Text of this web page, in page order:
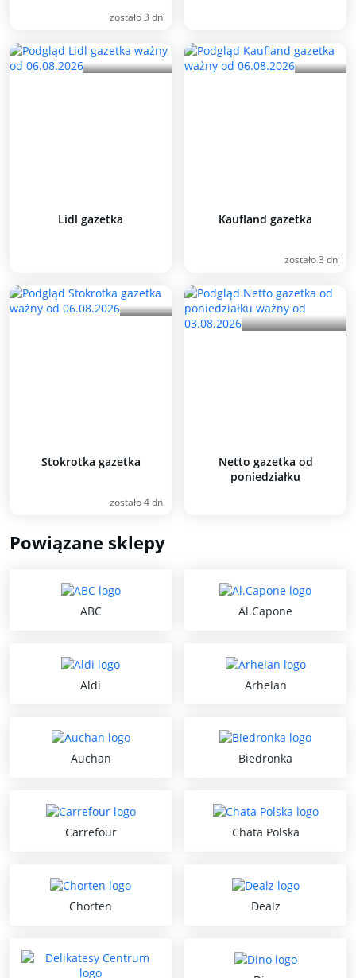
zostało 3 dni
Lidl gazetka Kaufland gazetka
zostało 3 dni
Stokrotka gazetka
zostało 4 dni
Netto gazetka od
poniedziałku
Powiązane sklepy
ABC Al.Capone
Aldi Arhelan
Auchan Biedronka
Carrefour Chata Polska
Chorten Dealz